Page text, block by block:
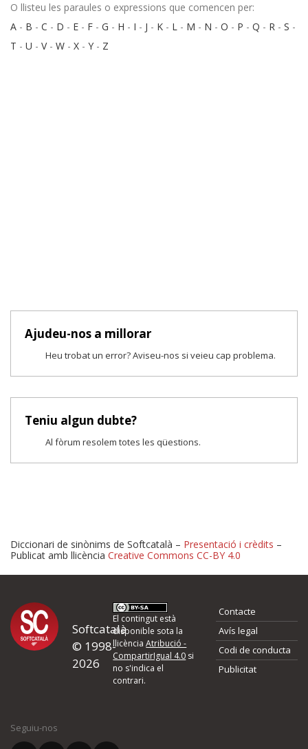
O llisteu les paraules o expressions que comencen per:
A - B - C - D - E - F - G - H - I - J - K - L - M - N - O - P - Q - R - S -
T - U - V- W - X - Y - Z
Ajudeu-nos a millorar
Heu trobat un error? Aviseu-nos si veieu cap problema.
Teniu algun dubte?
Al fòrum resolem totes les qüestions.
Proposeu-nos millores o
d'errors
Si heu trobat un error o voleu proposar alguna millora, ompliu els
quina és la millora que proposeu o l'error del qual voleu informar-
Diccionari de sinònims de Softcatalà – Presentació i crèdits –
Publicat amb llicència Creative Commons CC-BY 4.0
Softcatalà
© 1998-
2026
El contingut està
disponible sota la
llicènciaAtribució -
CompartirIgual 4.0 si
no s'indica el
contrari.
Contacte
Avís legal
Codi de conducta
Publicitat
Seguiu-nos